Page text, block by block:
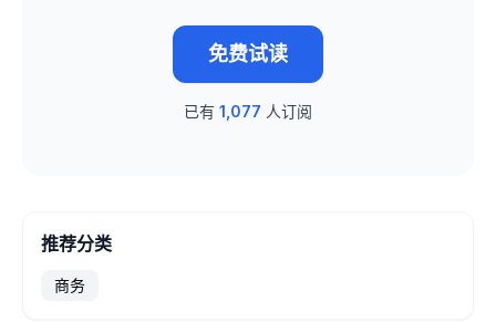
免费试读
已有 1,077 人订阅
推荐分类
商务